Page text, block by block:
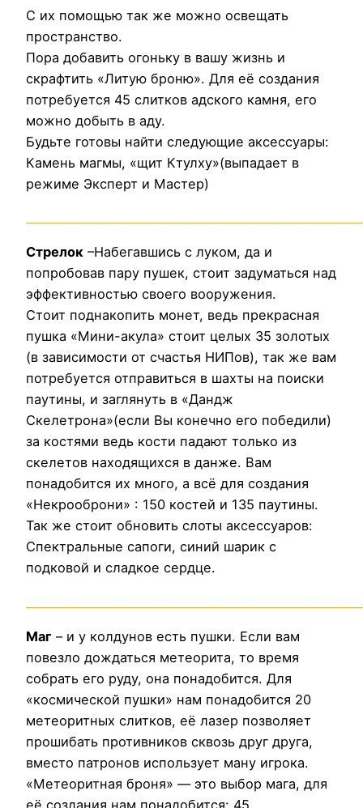
С их помощью так же можно освещать
пространство.
Пора добавить огоньку в вашу жизнь и
скрафтить «Литую броню». Для её создания
потребуется 45 слитков адского камня, его
можно добыть в аду.
Будьте готовы найти следующие аксессуары:
Камень магмы, «щит Ктулху»(выпадает в
режиме Эксперт и Мастер)
Стрелок –Набегавшись с луком, да и
попробовав пару пушек, стоит задуматься над
эффективностью своего вооружения.
Стоит поднакопить монет, ведь прекрасная
пушка «Мини-акула» стоит целых 35 золотых
(в зависимости от счастья НИПов), так же вам
потребуется отправиться в шахты на поиски
паутины, и заглянуть в «Дандж
Скелетрона»(если Вы конечно его победили)
за костями ведь кости падают только из
скелетов находящихся в данже. Вам
понадобится их много, а всё для создания
«Некрооброни» : 150 костей и 135 паутины.
Так же стоит обновить слоты аксессуаров:
Спектральные сапоги, синий шарик с
подковой и сладкое сердце.
Маг – и у колдунов есть пушки. Если вам
повезло дождаться метеорита, то время
собрать его руду, она понадобится. Для
«космической пушки» нам понадобится 20
метеоритных слитков, её лазер позволяет
прошибать противников сквозь друг друга,
вместо патронов использует ману игрока.
«Метеоритная броня» — это выбор мага, для